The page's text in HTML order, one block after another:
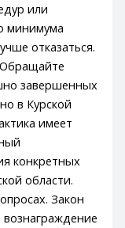
или
минимума
отказаться.
завершенных
в Курской
имеет
конкретных
области.
Закон
вознаграждение